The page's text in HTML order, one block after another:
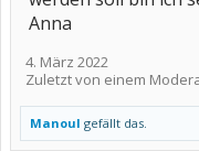
Anna
4. März 2022
Zuletzt von einem
Manoul gefällt das.